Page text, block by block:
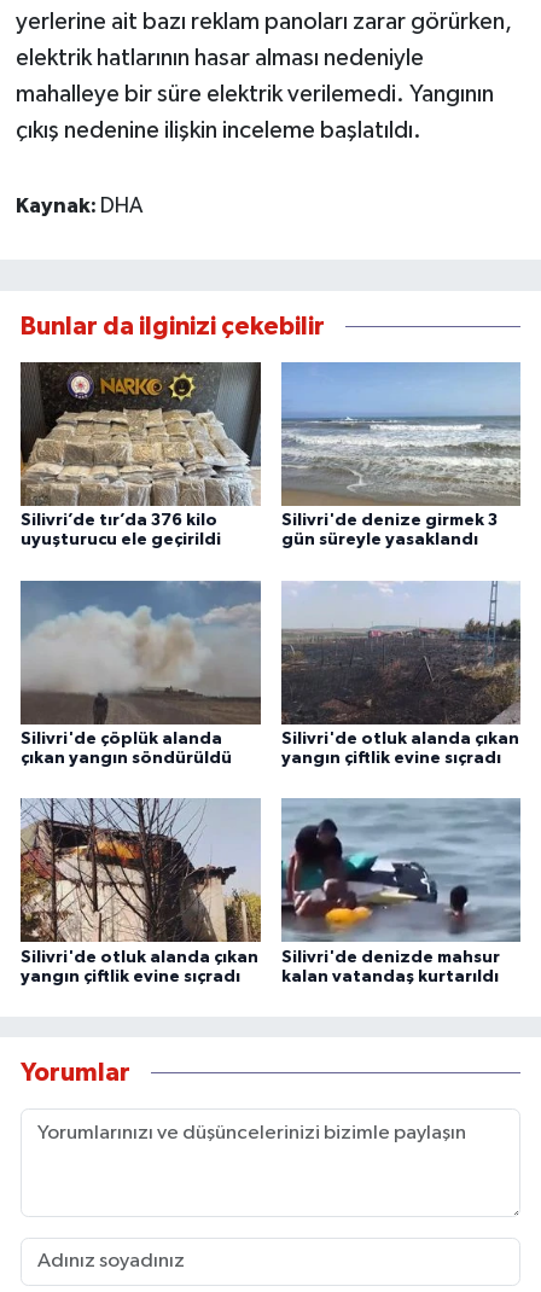
yerlerine ait bazı reklam panoları zarar görürken,
elektrik hatlarının hasar alması nedeniyle
mahalleye bir süre elektrik verilemedi. Yangının
çıkış nedenine ilişkin inceleme başlatıldı.
Kaynak: DHA
Bunlar da ilginizi çekebilir
Silivri’de tır’da 376 kilo
uyuşturucu ele geçirildi
Silivri'de denize girmek 3
gün süreyle yasaklandı
Silivri'de çöplük alanda
çıkan yangın söndürüldü
Silivri'de otluk alanda çıkan
yangın çiftlik evine sıçradı
Silivri'de otluk alanda çıkan
yangın çiftlik evine sıçradı
Silivri'de denizde mahsur
kalan vatandaş kurtarıldı
Yorumlar